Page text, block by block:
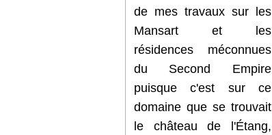
de mes travaux sur les
Mansart et les
résidences méconnues
du Second Empire
puisque c'est sur ce
domaine que se trouvait
le château de l'Étang,